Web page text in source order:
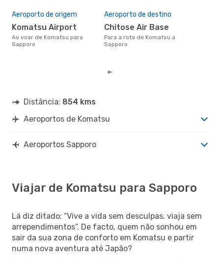
Aeroporto de origem
Komatsu Airport
Ao voar de Komatsu para
Sapporo
Aeroporto de destino
Chitose Air Base
Para a rota de Komatsu a
Sapporo
Distância: 854 kms
Aeroportos de Komatsu
Aeroportos Sapporo
Viajar de Komatsu para Sapporo
Lá diz ditado: “Vive a vida sem desculpas, viaja sem
arrependimentos”. De facto, quem não sonhou em
sair da sua zona de conforto em Komatsu e partir
numa nova aventura até Japão?